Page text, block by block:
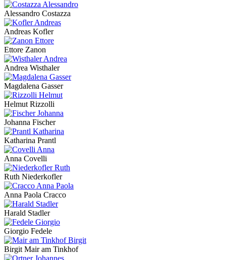
Alessandro Costazza
Andreas Kofler
Ettore Zanon
Andrea Wisthaler
Magdalena Gasser
Helmut Rizzolli
Johanna Fischer
Katharina Prantl
Anna Covelli
Ruth Niederkofler
Anna Paola Cracco
Harald Stadler
Giorgio Fedele
Birgit Mair am Tinkhof